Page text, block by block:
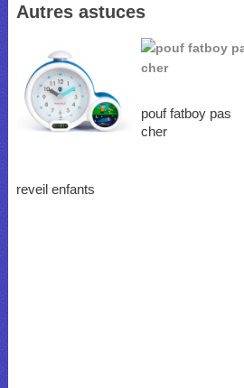
Autres astuces
reveil enfants
pouf fatboy pas
cher